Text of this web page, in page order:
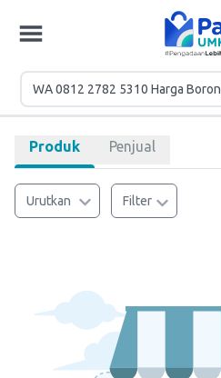
Produk Penjual
Urutkan Filter